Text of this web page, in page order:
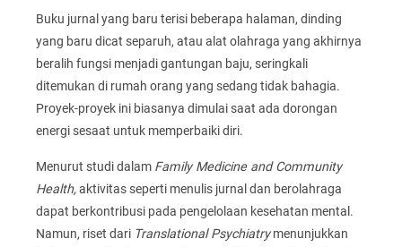
Buku jurnal yang baru terisi beberapa halaman, dinding
yang baru dicat separuh, atau alat olahraga yang akhirnya
beralih fungsi menjadi gantungan baju, seringkali
ditemukan di rumah orang yang sedang tidak bahagia.
Proyek-proyek ini biasanya dimulai saat ada dorongan
energi sesaat untuk memperbaiki diri.
Menurut studi dalam Family Medicine and Community
Health,aktivitas seperti menulis jurnal dan berolahraga
dapat berkontribusi pada pengelolaan kesehatan mental.
Namun, riset dari Translational Psychiatrymenunjukkan